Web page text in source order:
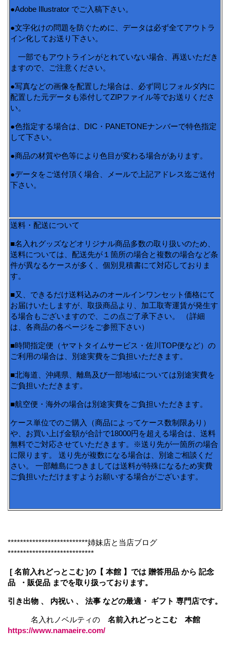
●Adobe Illustrator でご入稿下さい。
●文字化けの問題を防ぐために、データは必ず全てアウトラ
イン化してお送り下さい。
一部でもアウトラインがとれていない場合、再送いただき
ますので、ご注意ください。
●写真などの画像を配置した場合は、必ず同じフォルダ内に
配置した元データも添付してZIPファイル等でお送りくださ
い。
●色指定する場合は、DIC・PANETONEナンバーで特色指定
して下さい。
●商品の材質や色等により色目が変わる場合があります。
●データをご送付頂く場合、メールで上記アドレス迄ご送付
下さい。
送料・配送について
■名入れグッズなどオリジナル商品多数の取り扱いのため、
送料については、配送先が１箇所の場合と複数の場合など条
件が異なるケースが多く、個別見積書にて対応しておりま
す。
■又、できるだけ送料込みのオールインワンセット価格にて
お届けいたしますが、取扱商品より、加工取寄運賃が発生す
る場合もございますので、この点ご了承下さい。 （詳細
は、各商品の各ページをご参照下さい）
■時間指定便（ヤマトタイムサービス・佐川TOP便など）の
ご利用の場合は、別途実費をご負担いただきます。
■北海道、沖縄県、離島及び一部地域については別途実費を
ご負担いただきます。
■航空便・海外の場合は別途実費をご負担いただきます。
ケース単位でのご購入（商品によってケース数制限あり）
や、お買い上げ金額が合計で18000円を超える場合は、送料
無料でご対応させていただきます。※送り先が一箇所の場合
に限ります。 送り先が複数になる場合は、別途ご相談くだ
さい。 一部離島につきましては送料が特殊になるため実費
ご負担いただけますようお願いする場合がございます。
**************************姉妹店と当店ブログ
****************************
[ 名前入れどっとこむ ]の【 本館 】では 贈答用品 から 記念
品 ・販促品 までを取り扱っております。
引き出物 、 内祝い 、 法事 などの最適・ ギフト 専門店です。
名入れノベルティの 名前入れどっとこむ 本館
https://www.namaeire.com/